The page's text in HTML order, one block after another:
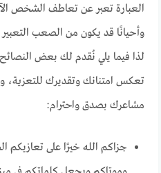
العبارة تعبر عن تعاطف الشخص
وأحيانًا قد يكون من الصعب
لذا فيما يلي نُقدم لك بعض
تعكس امتنانك وتقديرك للتعزية،
مشاعرك بصدق واحترام:
جزاكم الله خيرًا على تعازيكم